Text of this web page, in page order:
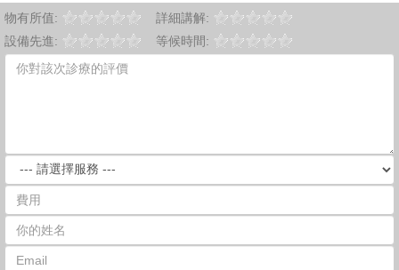
物有所值:
詳細講解:
設備先進:
等候時間: